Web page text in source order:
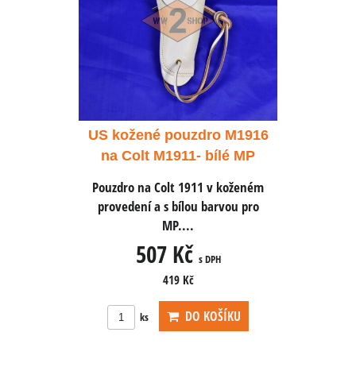
US kožené pouzdro M1916
na Colt M1911- bílé MP
Pouzdro na Colt 1911 v koženém
provedení a s bílou barvou pro
MP....
507 Kč s DPH
419 Kč
ks DO KOŠÍKU